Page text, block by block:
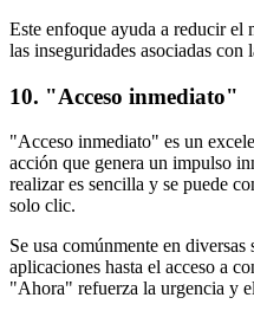
Este enfoque ayuda a reducir
las inseguridades asociadas
10. "Acceso inmediato"
"Acceso inmediato" es un
acción que genera un impulso
realizar es sencilla y se puede
solo clic.
Se usa comúnmente en
aplicaciones hasta el acceso a
"Ahora" refuerza la urgencia y